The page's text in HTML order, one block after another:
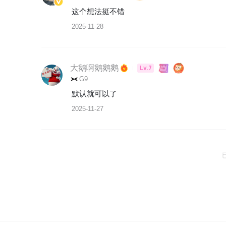
这个想法挺不错
2025-11-28
大鹅啊鹅鹅鹅 Lv.7
G9
默认就可以了
2025-11-27